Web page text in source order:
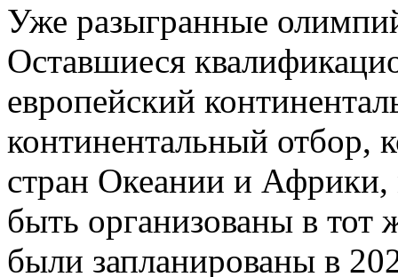
Уже разыгранные
Оставшиеся
европейский
континентальный отбор,
стран Океании и
быть организованы в тот
были запланированы в